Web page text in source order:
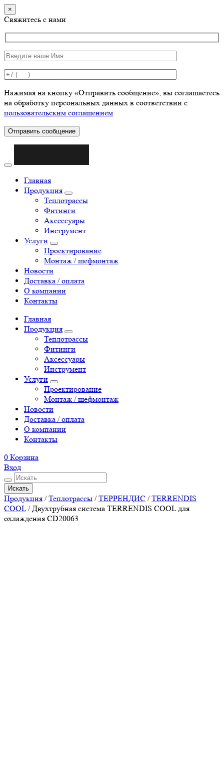
×
Свяжитесь с нами
Нажимая на кнопку «Отправить сообщение», вы соглашаетесь
на обработку персональных данных в соответствии с
пользовательским соглашением
Отправить сообщение
Главная
Продукция
Теплотрассы
Фитинги
Аксессуары
Инструмент
Услуги
Проектирование
Монтаж / шефмонтаж
Новости
Доставка / оплата
О компании
Контакты
Главная
Продукция
Теплотрассы
Фитинги
Аксессуары
Инструмент
Услуги
Проектирование
Монтаж / шефмонтаж
Новости
Доставка / оплата
О компании
Контакты
0 Корзина
Вход
Искать
Продукция /Теплотрассы /ТЕРРЕНДИС /TERRENDIS
COOL/ Двухтрубная система TERRENDIS COOL для
охлаждения CD20063